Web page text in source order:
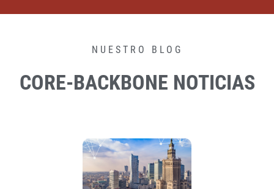
NUESTRO BLOG
CORE-BACKBONE NOTICIAS